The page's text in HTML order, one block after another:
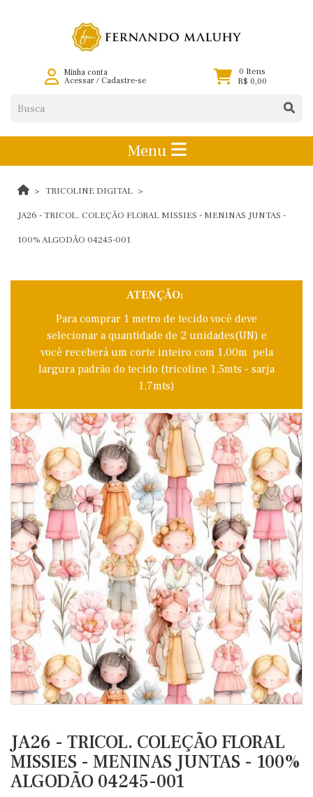
Minha conta
Acessar/ Cadastre-se
0 Itens
R$ 0,00
Menu
TRICOLINE DIGITAL
JA26 - TRICOL. COLEÇÃO FLORAL MISSIES - MENINAS JUNTAS -
100% ALGODÃO 04245-001
ATENÇÃO:
Para comprar 1 metro de tecido você deve
selecionar a quantidade de 2 unidades(UN) e
você receberá um corte inteiro com 1,00m pela
largura padrão do tecido (tricoline 1,5mts - sarja
1,7mts)
JA26 - TRICOL. COLEÇÃO FLORAL
MISSIES - MENINAS JUNTAS - 100%
ALGODÃO 04245-001